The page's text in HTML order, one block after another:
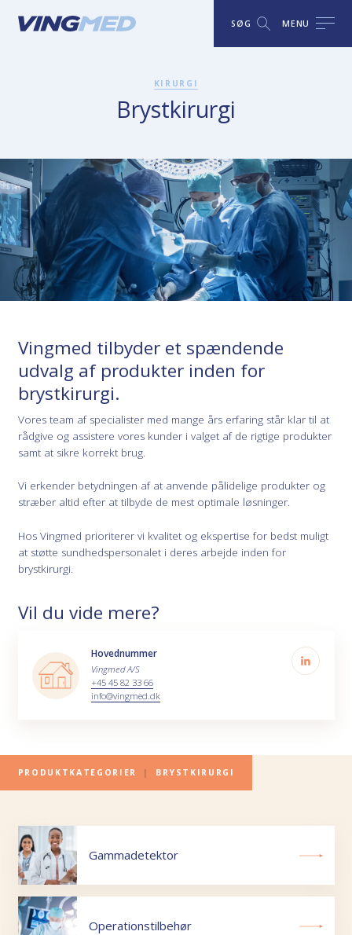
SØG MENU
KIRURGI
Brystkirurgi
Vingmed tilbyder et spændende
udvalg af produkter inden for
brystkirurgi.
Vores team af specialister med mange års erfaring står klar til at
rådgive og assistere vores kunder i valget af de rigtige produkter
samt at sikre korrekt brug.
Vi erkender betydningen af at anvende pålidelige produkter og
stræber altid efter at tilbyde de mest optimale løsninger.
Hos Vingmed prioriterer vi kvalitet og ekspertise for bedst muligt
at støtte sundhedspersonalet i deres arbejde inden for
brystkirurgi.
Vil du vide mere?
Hovednummer
Vingmed A/S
+45 45 82 33 66
info@vingmed.dk
PRODUKTKATEGORIER | BRYSTKIRURGI
Gammadetektor
Operationstilbehør